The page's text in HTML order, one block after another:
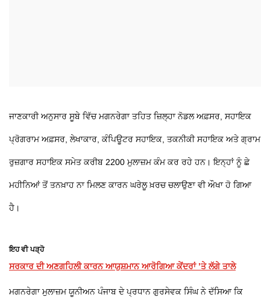
ਜਾਣਕਾਰੀ ਅਨੁਸਾਰ ਸੂਬੇ ਵਿੱਚ ਮਗਨਰੇਗਾ ਤਹਿਤ ਜ਼ਿਲ੍ਹਾ ਨੋਡਲ ਅਫ਼ਸਰ, ਸਹਾਇਕ
ਪ੍ਰੋਗਰਾਮ ਅਫ਼ਸਰ, ਲੇਖਾਕਾਰ, ਕੰਪਿਊਟਰ ਸਹਾਇਕ, ਤਕਨੀਕੀ ਸਹਾਇਕ ਅਤੇ ਗ੍ਰਾਮ
ਰੁਜ਼ਗਾਰ ਸਹਾਇਕ ਸਮੇਤ ਕਰੀਬ 2200 ਮੁਲਾਜ਼ਮ ਕੰਮ ਕਰ ਰਹੇ ਹਨ। ਇਨ੍ਹਾਂ ਨੂੰ ਛੇ
ਮਹੀਨਿਆਂ ਤੋਂ ਤਨਖ਼ਾਹ ਨਾ ਮਿਲਣ ਕਾਰਨ ਘਰੇਲੂ ਖ਼ਰਚ ਚਲਾਉਣਾ ਵੀ ਔਖਾ ਹੋ ਗਿਆ
ਹੈ।
ਇਹ ਵੀ ਪੜ੍ਹੋ
ਸਰਕਾਰ ਦੀ ਅਣਗਹਿਲੀ ਕਾਰਨ ਆਯੁਸ਼ਮਾਨ ਆਰੋਗਿਆ ਕੇਂਦਰਾਂ ’ਤੇ ਲੱਗੇ ਤਾਲੇ
ਮਗਨਰੇਗਾ ਮੁਲਾਜ਼ਮ ਯੂਨੀਅਨ ਪੰਜਾਬ ਦੇ ਪ੍ਰਧਾਨ ਗੁਰਸੇਵਕ ਸਿੰਘ ਨੇ ਦੱਸਿਆ ਕਿ